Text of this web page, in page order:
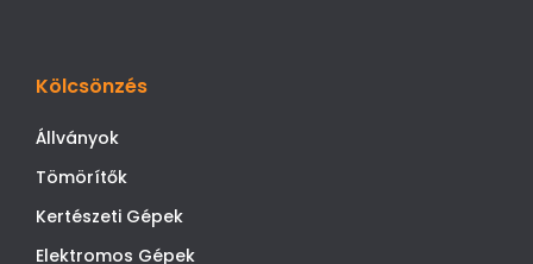
Kölcsönzés
Állványok
Tömörítők
Kertészeti Gépek
Elektromos Gépek